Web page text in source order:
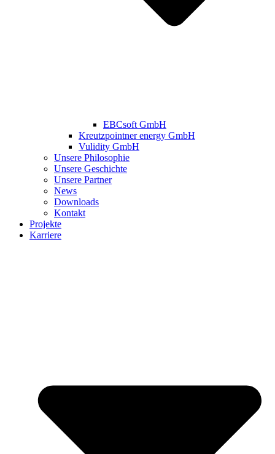
EBCsoft GmbH
Kreutzpointner energy GmbH
Vulidity GmbH
Unsere Philosophie
Unsere Geschichte
Unsere Partner
News
Downloads
Kontakt
Projekte
Karriere